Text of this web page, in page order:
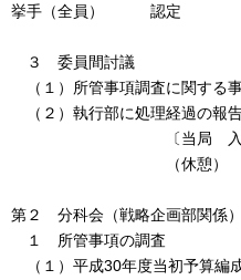
挙手（全員） 認定
３ 委員間討議
（１）所管事項調査に
（２）執行部に処理経過
〔当局 入れか
（休憩）
第２ 分科会（戦略企画部関係）
１ 所管事項の調査
（１）平成30年度当初予算編